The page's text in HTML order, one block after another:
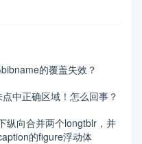
的覆盖失效？
中正确区域！怎么回事？
纵向合并两个longtblr，并
的figure浮动体